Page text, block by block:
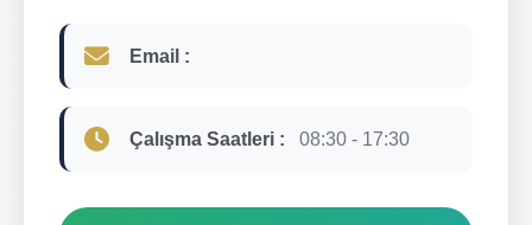
Email :
Çalışma Saatleri : 08:30 - 17:30